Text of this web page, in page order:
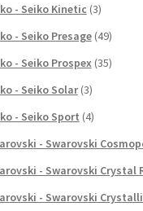
- Seiko Kinetic (3)
- Seiko Presage (49)
- Seiko Prospex (35)
- Seiko Solar (3)
- Seiko Sport (4)
- Swarovski
- Swarovski Crystal
- Swarovski